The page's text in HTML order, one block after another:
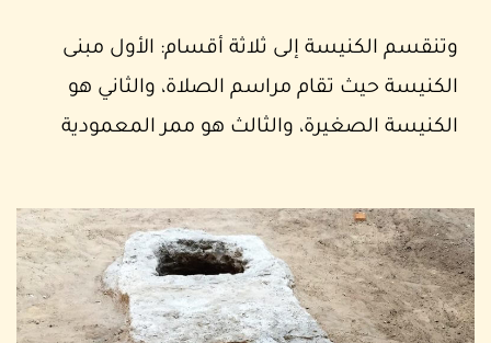
وتنقسم الكنيسة إلى ثلاثة أقسام: الأول مبنى
الكنيسة حيث تقام مراسم الصلاة، والثاني هو
الكنيسة الصغيرة، والثالث هو ممر المعمودية